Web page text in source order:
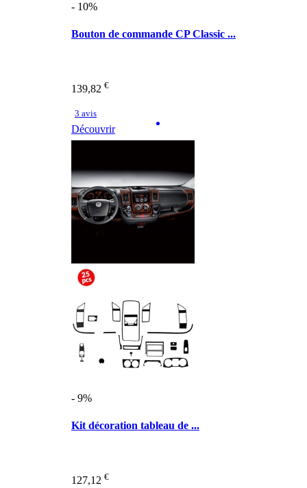
- 10%
Bouton de commande CP Classic ...
139,82 €
3 avis
Découvrir
- 9%
Kit décoration tableau de ...
127,12 €